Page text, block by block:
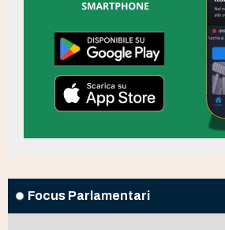
Focus Parlamentari